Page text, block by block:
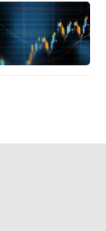
21.28%，
谦鼎管理为
及其一致行
创投当前